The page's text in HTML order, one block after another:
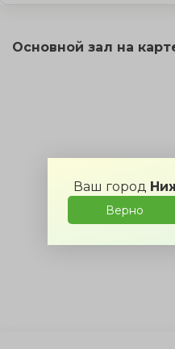
Ваш город
Верно
Основной зал на